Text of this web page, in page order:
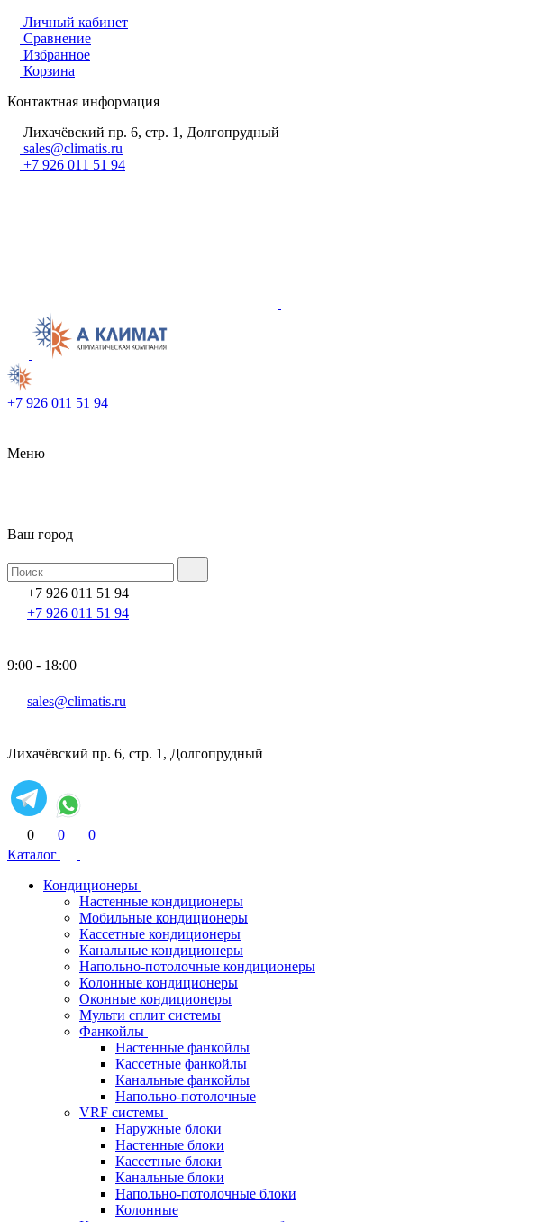
Личный кабинет
Сравнение
Избранное
Корзина
Контактная информация
Лихачёвский пр. 6, стр. 1, Долгопрудный
sales@climatis.ru
+7 926 011 51 94
+7 926 011 51 94
Меню
Ваш город
+7 926 011 51 94
+7 926 011 51 94
9:00 - 18:00
sales@climatis.ru
Лихачёвский пр. 6, стр. 1, Долгопрудный
0 0
0
Каталог
Кондиционеры
Настенные кондиционеры
Мобильные кондиционеры
Кассетные кондиционеры
Канальные кондиционеры
Напольно-потолочные кондиционеры
Колонные кондиционеры
Оконные кондиционеры
Мульти сплит системы
Фанкойлы
Настенные фанкойлы
Кассетные фанкойлы
Канальные фанкойлы
Напольно-потолочные
VRF системы
Наружные блоки
Настенные блоки
Кассетные блоки
Канальные блоки
Напольно-потолочные блоки
Колонные